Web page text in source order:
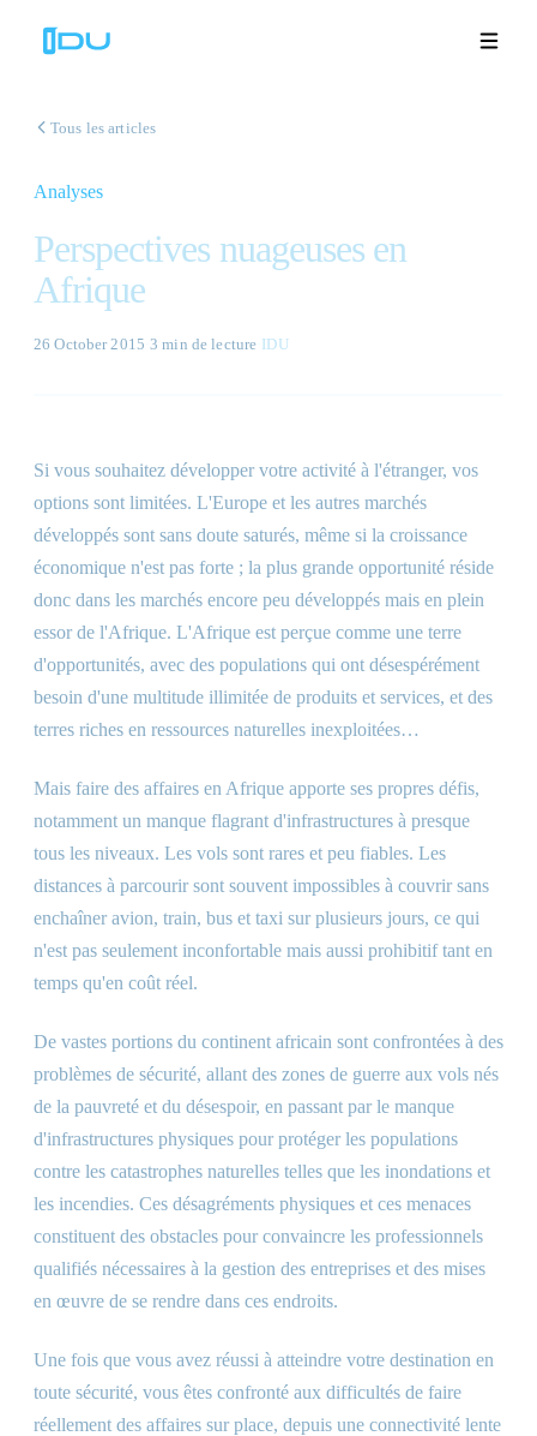
Solutions
Plateforme
🇫🇷 Démos
Tous les articles
Analyses
Perspectives nuageuses en
Afrique
26 October 2015 ·3 min de lecture IDU
Si vous souhaitez développer votre activité à l'étranger, vos
options sont limitées. L'Europe et les autres marchés
développés sont sans doute saturés, même si la croissance
économique n'est pas forte ; la plus grande opportunité réside
donc dans les marchés encore peu développés mais en plein
essor de l'Afrique. L'Afrique est perçue comme une terre
d'opportunités, avec des populations qui ont désespérément
besoin d'une multitude illimitée de produits et services, et des
terres riches en ressources naturelles inexploitées…
Mais faire des affaires en Afrique apporte ses propres défis,
notamment un manque flagrant d'infrastructures à presque
tous les niveaux. Les vols sont rares et peu fiables. Les
distances à parcourir sont souvent impossibles à couvrir sans
enchaîner avion, train, bus et taxi sur plusieurs jours, ce qui
n'est pas seulement inconfortable mais aussi prohibitif tant en
temps qu'en coût réel.
De vastes portions du continent africain sont confrontées à des
problèmes de sécurité, allant des zones de guerre aux vols nés
de la pauvreté et du désespoir, en passant par le manque
d'infrastructures physiques pour protéger les populations
contre les catastrophes naturelles telles que les inondations et
les incendies. Ces désagréments physiques et ces menaces
constituent des obstacles pour convaincre les professionnels
qualifiés nécessaires à la gestion des entreprises et des mises
en œuvre de se rendre dans ces endroits.
Une fois que vous avez réussi à atteindre votre destination en
toute sécurité, vous êtes confronté aux difficultés de faire
réellement des affaires sur place, depuis une connectivité lente